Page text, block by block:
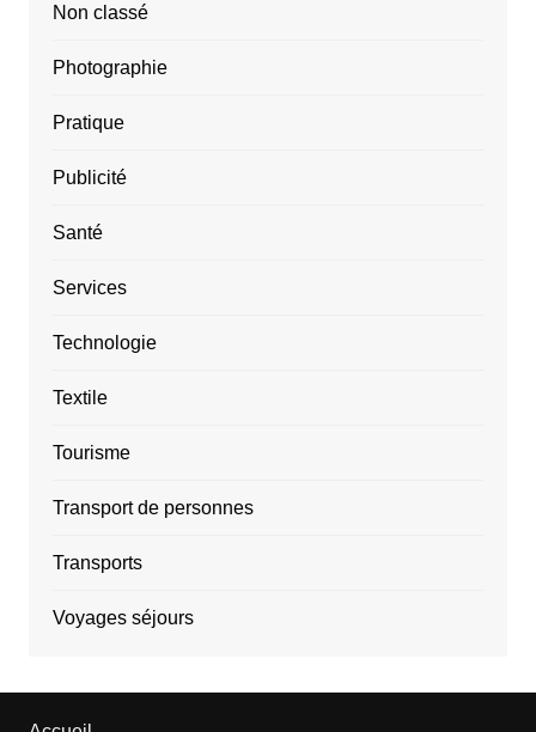
Non classé
Photographie
Pratique
Publicité
Santé
Services
Technologie
Textile
Tourisme
Transport de personnes
Transports
Voyages séjours